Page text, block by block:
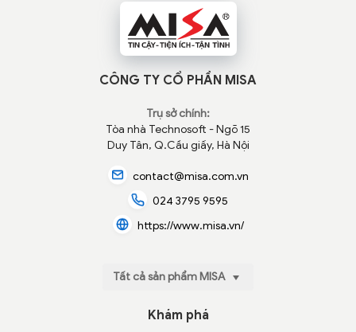
CÔNG TY CỔ PHẦN MISA
Trụ sở chính:
Tòa nhà Technosoft - Ngõ 15
Duy Tân, Q.Cầu giấy, Hà Nội
contact@misa.com.vn
024 3795 9595
https://www.misa.vn/
Tất cả sản phẩm MISA
Khám phá